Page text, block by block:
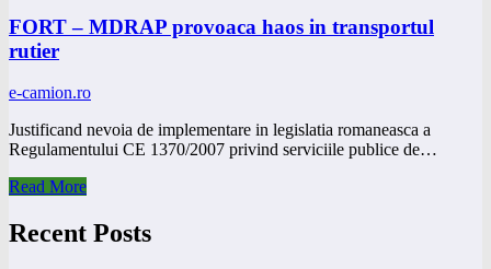
FORT – MDRAP provoaca haos in transportul
rutier
e-camion.ro
Justificand nevoia de implementare in legislatia romaneasca a
Regulamentului CE 1370/2007 privind serviciile publice de…
Read More
Recent Posts